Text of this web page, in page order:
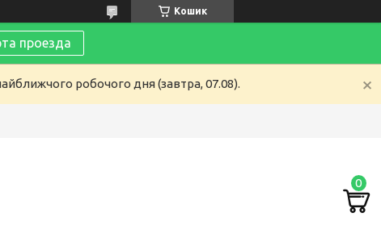
Кошик
проезда
робочого дня (завтра, 07.08).